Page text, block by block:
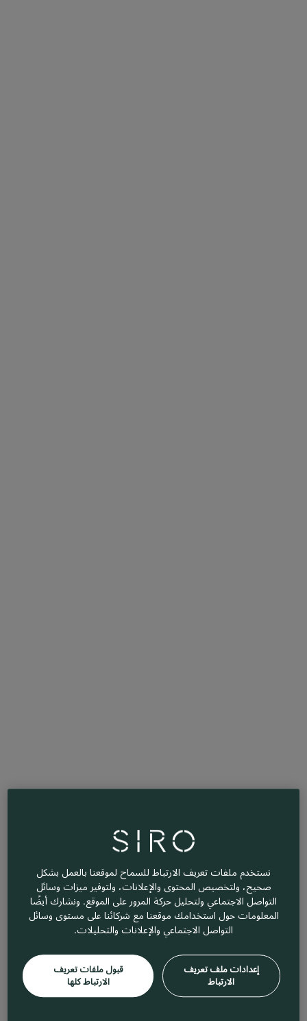
نستخدم ملفات تعريف الارتباط للسماح لموقعنا بالعمل بشكل
صحيح، ولتخصيص المحتوى والإعلانات، ولتوفير ميزات وسائل
التواصل الاجتماعي ولتحليل حركة المرور على الموقع. ونشارك أيضًا
المعلومات حول استخدامك موقعنا مع شركائنا على مستوى وسائل
التواصل الاجتماعي والإعلانات والتحليلات.
قبول ملفات تعريف
الارتباط كلها
إعدادات ملف تعريف
الارتباط